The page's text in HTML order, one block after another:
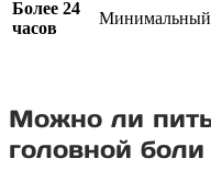
Более 24
часов
Минимальный
Можно ли
головной